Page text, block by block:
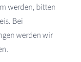
werden, bitten
Bei
werden wir